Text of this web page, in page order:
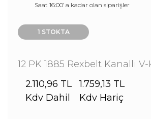
Saat 16:00’ a kadar olan siparişler
1 STOKTA
12 PK 1885 Rexbelt Kanallı V-
2.110,96 TL
Kdv Dahil
1.759,13 TL
Kdv Hariç